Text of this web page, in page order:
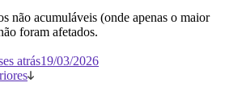
não acumuláveis (onde apenas o maior
não foram afetados.
atrás19/03/2026